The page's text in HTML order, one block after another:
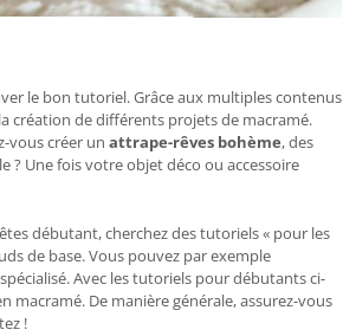
le bon tutoriel. Grâce aux multiples contenus
création de différents projets de macramé.
vous créer un attrape-rêves bohème, des
Une fois votre objet déco ou accessoire
débutant, cherchez des tutoriels « pour les
de base. Vous pouvez par exemple
Avec les tutoriels pour débutants ci-
macramé. De manière générale, assurez-vous
!